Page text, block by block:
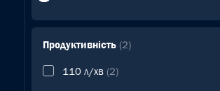
Продуктивність (2)
110 л/хв (2)